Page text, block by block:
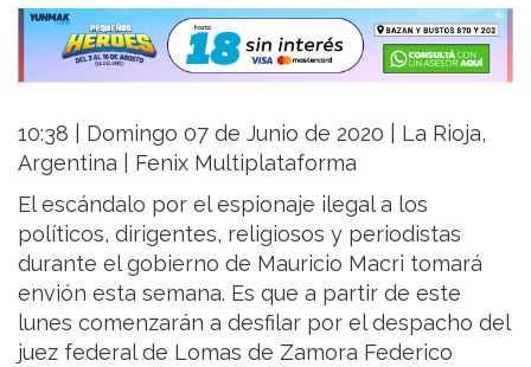
10:38 | Domingo 07 de Junio de 2020 | La Rioja,
Argentina | Fenix Multiplataforma
El escándalo por el espionaje ilegal a los
políticos, dirigentes, religiosos y periodistas
durante el gobierno de Mauricio Macri tomará
envión esta semana. Es que a partir de este
lunes comenzarán a desfilar por el despacho del
juez federal de Lomas de Zamora Federico